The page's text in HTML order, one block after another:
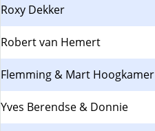
Roxy Dekker
Robert van Hemert
Flemming & Mart Hoogkamer
Yves Berendse & Donnie